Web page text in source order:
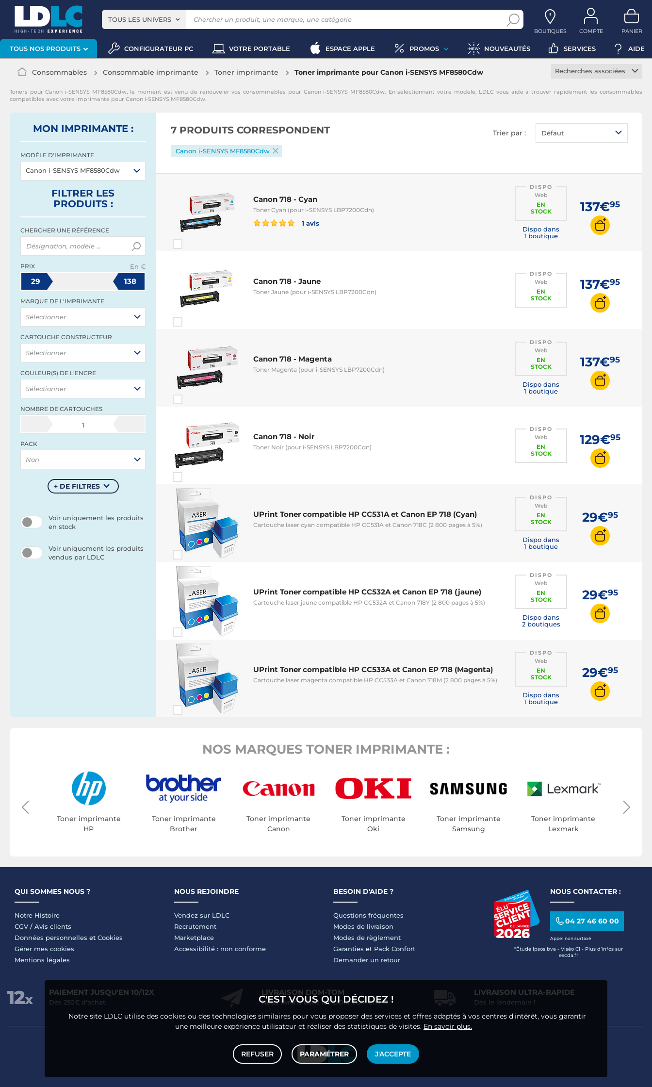
TOUS LES UNIVERS
BOUTIQUES COMPTE PANIER
TOUS NOS PRODUITS CONFIGURATEUR PC VOTRE PORTABLE ESPACE APPLE PROMOS NOUVEAUTÉS SERVICES AIDE
Consommables Consommable imprimante Toner imprimante Toner imprimante pour Canon i-SENSYS MF8580Cdw
Recherches associées
Toner jaune
Toners pour Canon i-SENSYS MF8580Cdw, le moment est venu de renouveler vos consommables pour Canon i-SENSYS MF8580Cdw. En sélectionnant votre modèle, LDLC vous aide à trouver rapidement les consommables
compatibles avec votre imprimante pour Canon i-SENSYS MF8580Cdw.
MON IMPRIMANTE :
MODÈLE D'IMPRIMANTE
Canon i-SENSYS MF8580Cdw
FILTRER LES
PRODUITS:
CHERCHER UNE RÉFÉRENCE
PRIX En €
29 138
MARQUE DE L'IMPRIMANTE
Sélectionner
CARTOUCHE CONSTRUCTEUR
Sélectionner
COULEUR(S) DE L'ENCRE
Sélectionner
NOMBRE DE CARTOUCHES
1
PACK
Non
+ DE FILTRES
Voir uniquement les produits
en stock
Voir uniquement les produits
vendus par LDLC
7 PRODUITS CORRESPONDENT Trier par : Défaut
Canon i-SENSYS MF8580Cdw
Canon 718 - Cyan
Toner Cyan (pour i-SENSYS LBP7200Cdn)
1 avis
DISPO
Web
EN
STOCK
Dispo dans
1 boutique
137€95
Canon 718 - Jaune
Toner Jaune (pour i-SENSYS LBP7200Cdn)
DISPO
Web
EN
STOCK
137€95
Canon 718 - Magenta
Toner Magenta (pour i-SENSYS LBP7200Cdn)
DISPO
Web
EN
STOCK
Dispo dans
1 boutique
137€95
Canon 718 - Noir
Toner Noir (pour i-SENSYS LBP7200Cdn)
DISPO
Web
EN
STOCK
129€95
UPrint Toner compatible HP CC531A et Canon EP 718 (Cyan)
Cartouche laser cyan compatible HP CC531A et Canon 718C (2 800 pages à 5%)
DISPO
Web
EN
STOCK
Dispo dans
1 boutique
29€95
UPrint Toner compatible HP CC532A et Canon EP 718 (jaune)
Cartouche laser jaune compatible HP CC532A et Canon 718Y (2 800 pages à 5%)
DISPO
Web
EN
STOCK
Dispo dans
2 boutiques
29€95
UPrint Toner compatible HP CC533A et Canon EP 718 (Magenta)
Cartouche laser magenta compatible HP CC533A et Canon 718M (2 800 pages à 5%)
DISPO
Web
EN
STOCK
Dispo dans
1 boutique
29€95
NOS MARQUES TONER IMPRIMANTE :
Toner imprimante
HP
Toner imprimante
Brother
Toner imprimante
Canon
Toner imprimante
Oki
Toner imprimante
Samsung
Toner imprimante
Lexmark
QUI SOMMES NOUS ?
Notre Histoire
CGV / Avis clients
Données personnelles et Cookies
Gérer mes cookies
Mentions légales
NOUS REJOINDRE
Vendez sur LDLC
Recrutement
Marketplace
Accessibilité : non conforme
BESOIN D'AIDE ?
Questions fréquentes
Modes de livraison
Modes de règlement
Garanties et Pack Confort
Demander un retour
NOUS CONTACTER :
04 27 46 60 00
Appel non surtaxé
*Étude Ipsos bva - Viséo CI - Plus d’infos sur
escda.fr
PAIEMENT JUSQU'EN 10/12X
Dès 250€ d'achat.
LIVRAISON DOM-TOM
Nous livrons dans les DOM-TOM en HT !
LIVRAISON ULTRA-RAPIDE
Dès le lendemain !
C'EST VOUS QUI DÉCIDEZ !
Notre site LDLC utilise des cookies ou des technologies similaires pour vous proposer des services et offres adaptés à vos centres d’intérêt, vous garantir
une meilleure expérience utilisateur et réaliser des statistiques de visites. En savoir plus.
REFUSER PARAMÉTRER J'ACCEPTE